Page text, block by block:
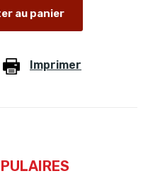
au panier
Imprimer